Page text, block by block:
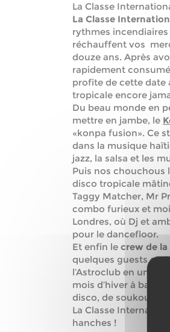
La Classe
La Classe
rythmes
réchauffent vos
douze ans. Après
rapidement
profite de cette date
tropicale encore
Du beau monde en
mettre en jambe, le
«konpa fusion». Ce
dans la musique
jazz, la salsa et les
Puis nos chouchous
disco tropicale
Taggy Matcher, Mr
combo furieux et
Londres, où Dj et
pour le dancefloor.
Et enfin le crew de
quelques guests et
l’Astroclub en un
mois d’hiver à base
disco, de soukous,
La Classe
hanches !